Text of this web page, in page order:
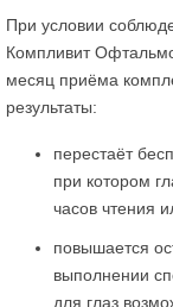
При условии
Компливит
месяц приёма
результаты:
перестаёт
при котором
часов чтения
повышается
выполнении
для глаз